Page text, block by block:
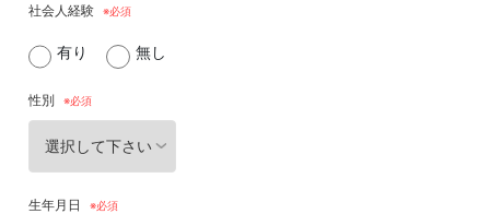
社会人経験
有り 無し
性別
生年月日